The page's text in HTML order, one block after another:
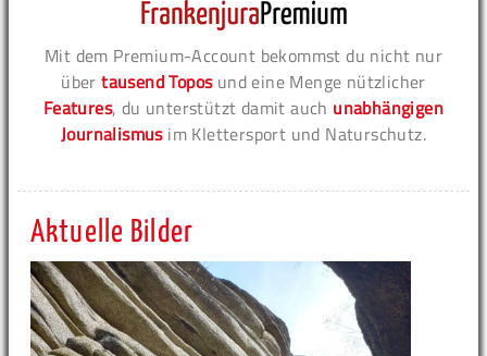
Mit dem Premium-Account bekommst du nicht nur
übertausend Toposund eine Menge nützlicher
Features, du unterstützt damit auch unabhängigen
Journalismusim Klettersport und Naturschutz.
Aktuelle Bilder